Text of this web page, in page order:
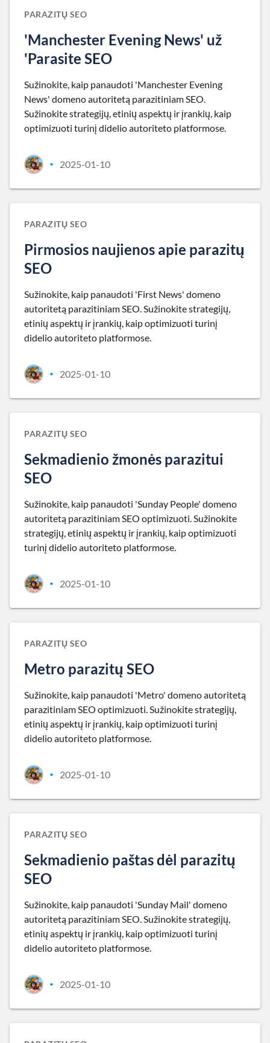
PARAZITŲ SEO
'Manchester Evening News' už
'Parasite SEO
Sužinokite, kaip panaudoti 'Manchester Evening
News' domeno autoritetą parazitiniam SEO.
Sužinokite strategijų, etinių aspektų ir įrankių, kaip
optimizuoti turinį didelio autoriteto platformose.
• 2025-01-10
PARAZITŲ SEO
Pirmosios naujienos apie parazitų
SEO
Sužinokite, kaip panaudoti 'First News' domeno
autoritetą parazitiniam SEO. Sužinokite strategijų,
etinių aspektų ir įrankių, kaip optimizuoti turinį
didelio autoriteto platformose.
• 2025-01-10
PARAZITŲ SEO
Sekmadienio žmonės parazitui
SEO
Sužinokite, kaip panaudoti 'Sunday People' domeno
autoritetą parazitiniam SEO optimizuoti. Sužinokite
strategijų, etinių aspektų ir įrankių, kaip optimizuoti
turinį didelio autoriteto platformose.
• 2025-01-10
PARAZITŲ SEO
Metro parazitų SEO
Sužinokite, kaip panaudoti 'Metro' domeno autoritetą
parazitiniam SEO optimizuoti. Sužinokite strategijų,
etinių aspektų ir įrankių, kaip optimizuoti turinį
didelio autoriteto platformose.
• 2025-01-10
PARAZITŲ SEO
Sekmadienio paštas dėl parazitų
SEO
Sužinokite, kaip panaudoti 'Sunday Mail' domeno
autoritetą parazitiniam SEO. Sužinokite strategijų,
etinių aspektų ir įrankių, kaip optimizuoti turinį
didelio autoriteto platformose.
• 2025-01-10